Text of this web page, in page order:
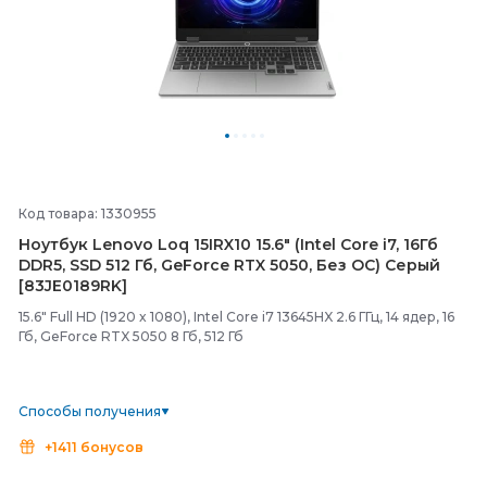
Код товара: 1330955
Ноутбук Lenovo Loq 15IRX10 15.6" (Intel Core i7, 16Гб
DDR5, SSD 512 Гб, GeForce RTX 5050, Без ОС) Серый
[83JE0189RK]
15.6" Full HD (1920 x 1080), Intel Core i7 13645HX 2.6 ГГц, 14 ядер, 16
Гб, GeForce RTX 5050 8 Гб, 512 Гб
Способы получения
+1411 бонусов